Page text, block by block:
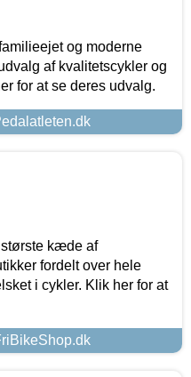
og moderne
af kvalitetscykler og
for at se deres udvalg.
kæde af
fordelt over hele
i cykler. Klik her for at